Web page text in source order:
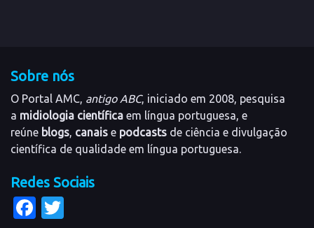
Sobre nós
O Portal AMC, antigo ABC, iniciado em 2008, pesquisa
a midiologia científica em língua portuguesa, e
reúne blogs, canais e podcasts de ciência e divulgação
científica de qualidade em língua portuguesa.
Redes Sociais
Facebook